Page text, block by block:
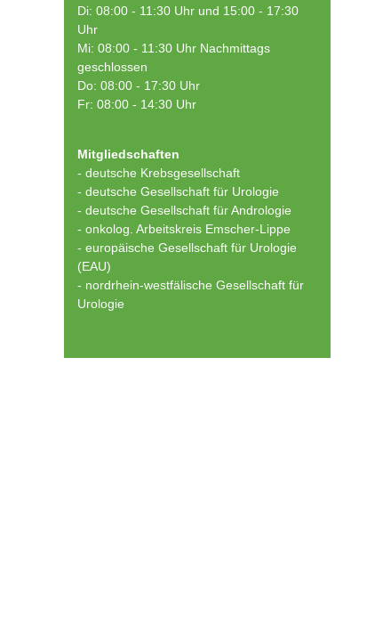
Di: 08:00 - 11:30 Uhr und 15:00 - 17:30
Uhr
Mi: 08:00 - 11:30 Uhr Nachmittags
geschlossen
Do: 08:00 - 17:30 Uhr
Fr: 08:00 - 14:30 Uhr
Mitgliedschaften
- deutsche Krebsgesellschaft
- deutsche Gesellschaft für Urologie
- deutsche Gesellschaft für Andrologie
- onkolog. Arbeitskreis Emscher-Lippe
- europäische Gesellschaft für Urologie
(EAU)
- nordrhein-westfälische Gesellschaft für
Urologie